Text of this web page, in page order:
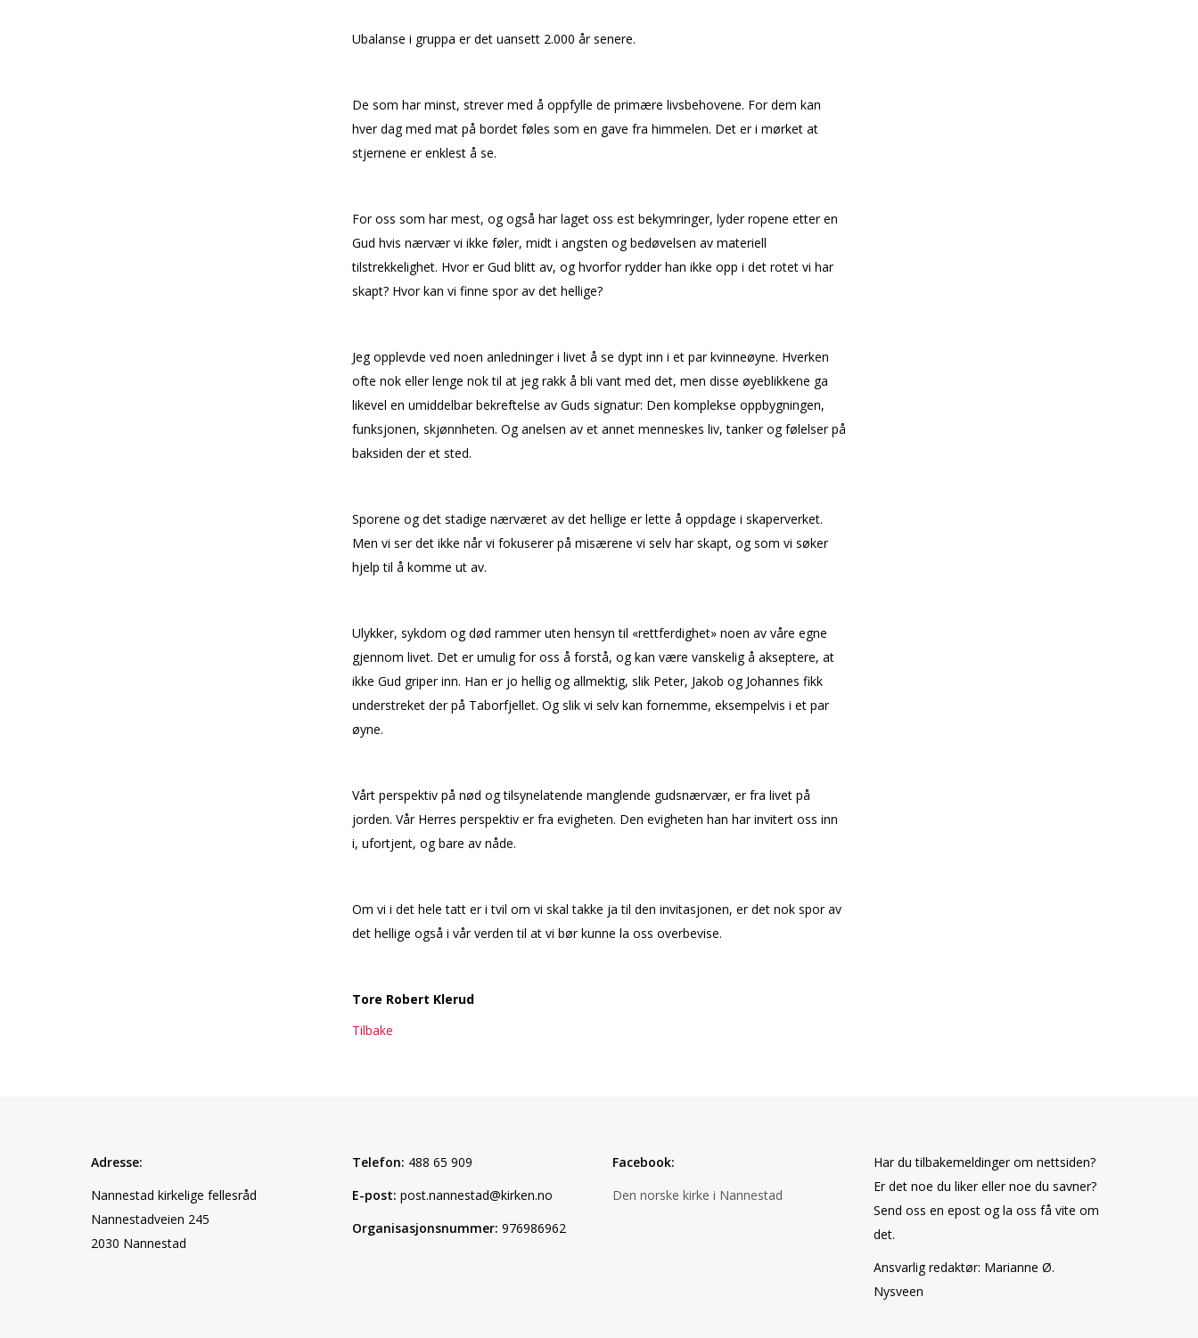
Ubalanse i gruppa er det uansett 2.000 år senere.
De som har minst, strever med å oppfylle de primære livsbehovene. For dem kan
hver dag med mat på bordet føles som en gave fra himmelen. Det er i mørket at
stjernene er enklest å se.
For oss som har mest, og også har laget oss flest bekymringer, lyder ropene etter en
Gud hvis nærvær vi ikke føler, midt i angsten og bedøvelsen av materiell
tilstrekkelighet. Hvor er Gud blitt av, og hvorfor rydder han ikke opp i det rotet vi har
skapt? Hvor kan vi finne spor av det hellige?
Jeg opplevde ved noen anledninger i livet å se dypt inn i et par kvinneøyne. Hverken
ofte nok eller lenge nok til at jeg rakk å bli vant med det, men disse øyeblikkene ga
likevel en umiddelbar bekreftelse av Guds signatur: Den komplekse oppbygningen,
funksjonen, skjønnheten. Og anelsen av et annet menneskes liv, tanker og følelser på
baksiden der et sted.
Sporene og det stadige nærværet av det hellige er lette å oppdage i skaperverket.
Men vi ser det ikke når vi fokuserer på misærene vi selv har skapt, og som vi søker
hjelp til å komme ut av.
Ulykker, sykdom og død rammer uten hensyn til «rettferdighet» noen av våre egne
gjennom livet. Det er umulig for oss å forstå, og kan være vanskelig å akseptere, at
ikke Gud griper inn. Han er jo hellig og allmektig, slik Peter, Jakob og Johannes fikk
understreket der på Taborfjellet. Og slik vi selv kan fornemme, eksempelvis i et par
øyne.
Vårt perspektiv på nød og tilsynelatende manglende gudsnærvær, er fra livet på
jorden. Vår Herres perspektiv er fra evigheten. Den evigheten han har invitert oss inn
i, ufortjent, og bare av nåde.
Om vi i det hele tatt er i tvil om vi skal takke ja til den invitasjonen, er det nok spor av
det hellige også i vår verden til at vi bør kunne la oss overbevise.
Tore Robert Klerud
Tilbake
Adresse:
Nannestad kirkelige fellesråd
Nannestadveien 245
2030 Nannestad
Telefon: 488 65 909
E-post: post.nannestad@kirken.no
Organisasjonsnummer: 976986962
Facebook:
Den norske kirke i Nannestad
Har du tilbakemeldinger om nettsiden?
Er det noe du liker eller noe du savner?
Send oss en epost og la oss få vite om
det.
Ansvarlig redaktør: Marianne Ø.
Nysveen